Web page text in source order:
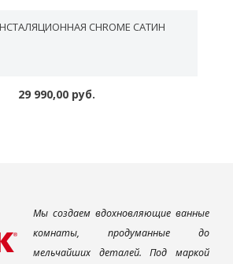
CHROME САТИН
29 990,00 руб.
Мы создаем вдохновляющие ванные
комнаты, продуманные до
мельчайших деталей. Под маркой